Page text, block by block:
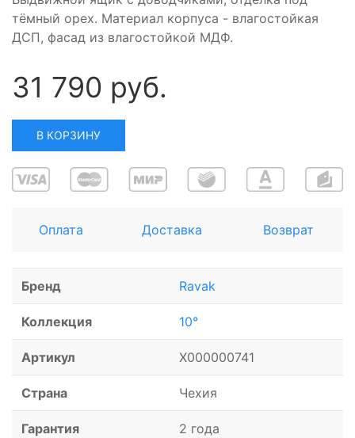
тёмный орех. Материал корпуса - влагостойкая
ДСП, фасад из влагостойкой МДФ.
31 790 руб.
В КОРЗИНУ
Оплата Доставка Возврат
Бренд Ravak
Коллекция 10°
Артикул X000000741
Страна Чехия
Гарантия 2 года